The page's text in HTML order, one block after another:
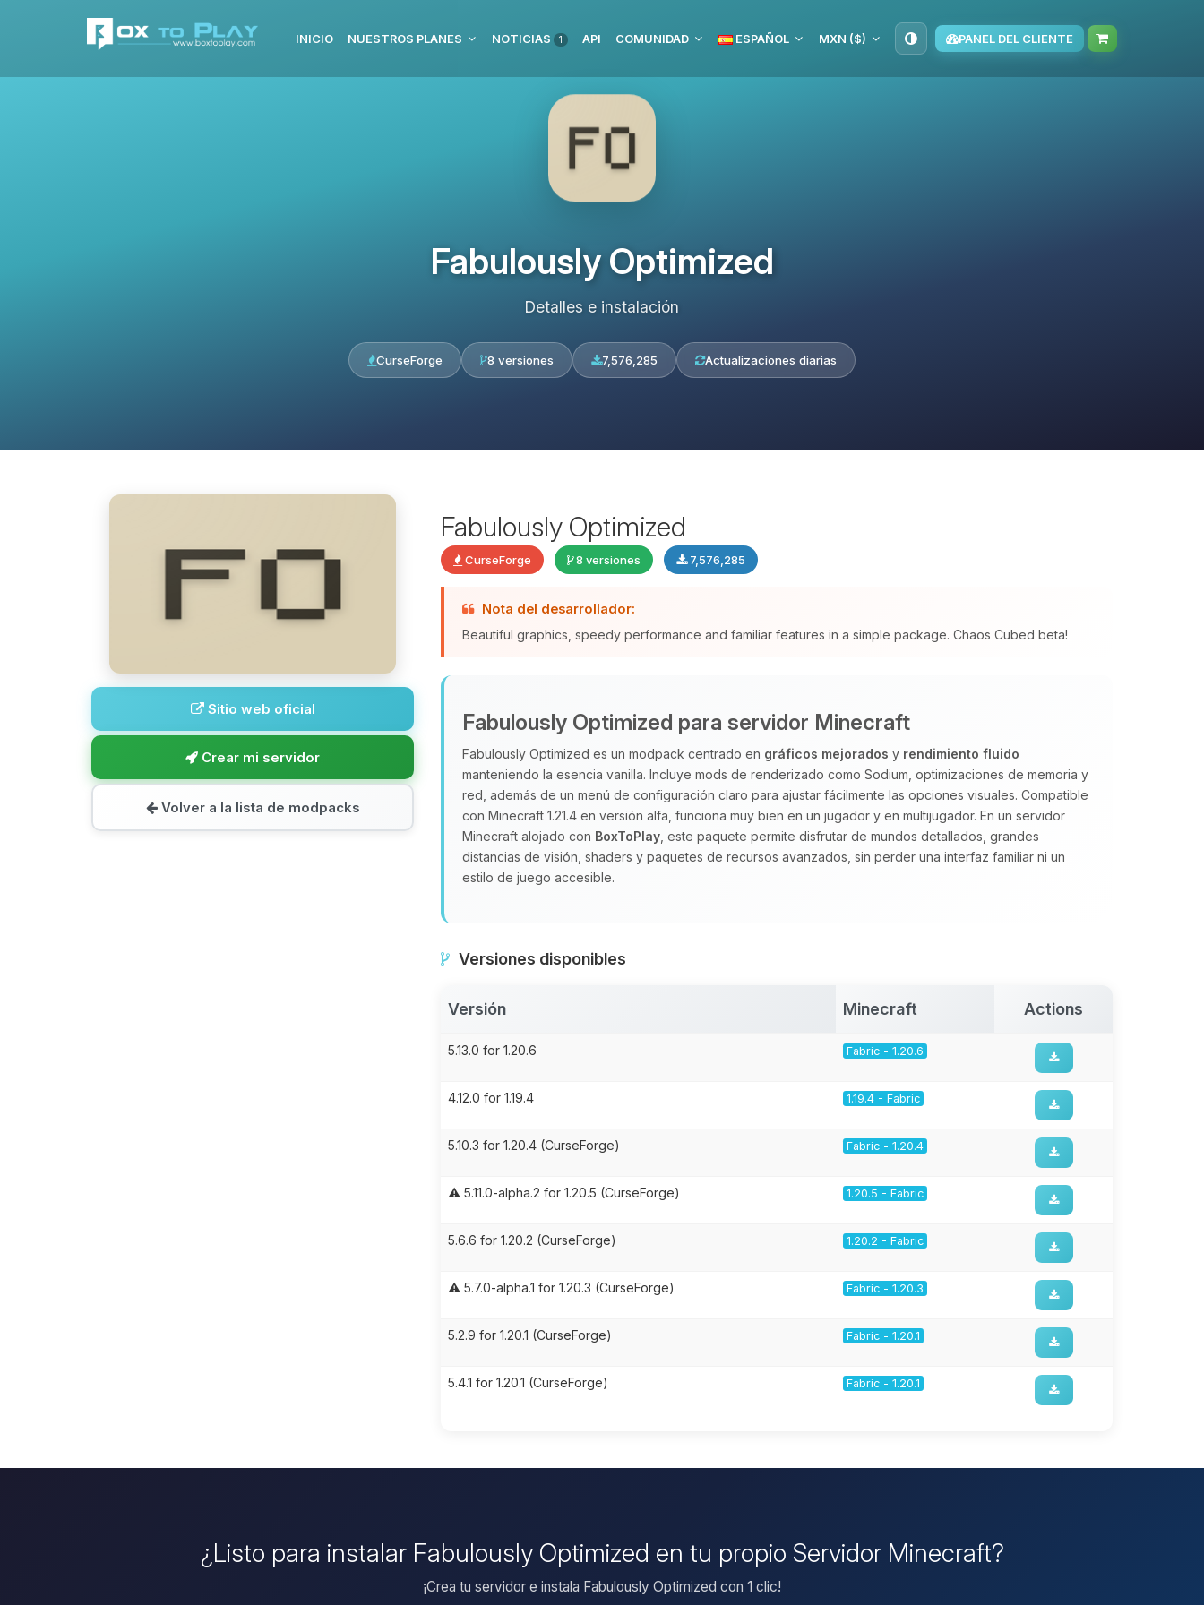
INICIO NUESTROS PLANES NOTICIAS 1 API COMUNIDAD ESPAÑOL MXN ($) PANEL DEL CLIENTE
Fabulously Optimized
Detalles e instalación
CurseForge 8 versiones 7,576,285 Actualizaciones diarias
Sitio web oficial
Crear mi servidor
Volver a la lista de modpacks
Fabulously Optimized
CurseForge 8 versiones 7,576,285
Nota del desarrollador:
Beautiful graphics, speedy performance and familiar features in a simple package. Chaos Cubed beta!
Fabulously Optimized para servidor Minecraft
Fabulously Optimized es un modpack centrado en gráficos mejorados y rendimiento fluido
manteniendo la esencia vanilla. Incluye mods de renderizado como Sodium, optimizaciones de memoria y
red, además de un menú de configuración claro para ajustar fácilmente las opciones visuales. Compatible
con Minecraft 1.21.4 en versión alfa, funciona muy bien en un jugador y en multijugador. En un servidor
Minecraft alojado con BoxToPlay , este paquete permite disfrutar de mundos detallados, grandes
distancias de visión, shaders y paquetes de recursos avanzados, sin perder una interfaz familiar ni un
estilo de juego accesible.
Versiones disponibles
Versión Minecraft Actions
5.13.0 for 1.20.6 Fabric - 1.20.6
4.12.0 for 1.19.4 1.19.4 - Fabric
5.10.3 for 1.20.4 (CurseForge) Fabric - 1.20.4
⚠️ 5.11.0-alpha.2 for 1.20.5 (CurseForge) 1.20.5 - Fabric
5.6.6 for 1.20.2 (CurseForge) 1.20.2 - Fabric
⚠️ 5.7.0-alpha.1 for 1.20.3 (CurseForge) Fabric - 1.20.3
5.2.9 for 1.20.1 (CurseForge) Fabric - 1.20.1
5.4.1 for 1.20.1 (CurseForge) Fabric - 1.20.1
¿Listo para instalar Fabulously Optimized en tu propio Servidor Minecraft?
¡Crea tu servidor e instala Fabulously Optimized con 1 clic!